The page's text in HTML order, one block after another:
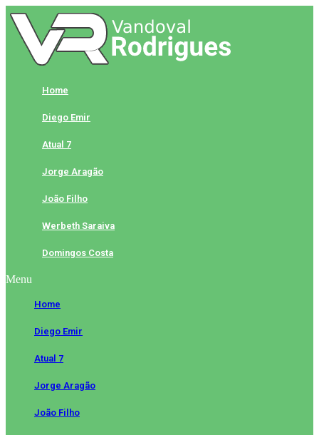
Skip
to
content
Home
Diego Emir
Atual 7
Jorge Aragão
João Filho
Werbeth Saraiva
Domingos Costa
Menu
Home
Diego Emir
Atual 7
Jorge Aragão
João Filho